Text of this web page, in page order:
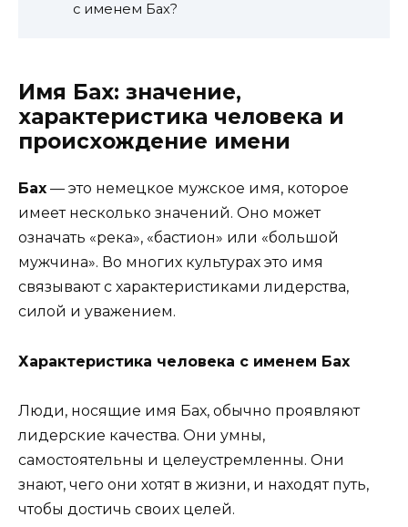
с именем Бах?
Имя Бах: значение,
характеристика человека и
происхождение имени
Бах — это немецкое мужское имя, которое
имеет несколько значений. Оно может
означать «река», «бастион» или «большой
мужчина». Во многих культурах это имя
связывают с характеристиками лидерства,
силой и уважением.
Характеристика человека с именем Бах
Люди, носящие имя Бах, обычно проявляют
лидерские качества. Они умны,
самостоятельны и целеустремленны. Они
знают, чего они хотят в жизни, и находят путь,
чтобы достичь своих целей.